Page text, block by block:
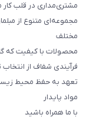
مشتری‌مداری در قلب
مجموعه‌ای متنوع از
مختلف
محصولات با کیفیت که
فرآیندی شفاف از
تعهد به حفظ محیط زیست
مواد پایدار
با ما همراه باشید